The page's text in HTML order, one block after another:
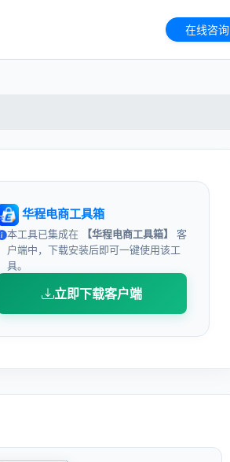
在线咨询
华程电商工具箱
本工具已集成在 【华程电商工具箱】
客
户端中，下载安装后即可一键使用该工
具。
立即下载客户端